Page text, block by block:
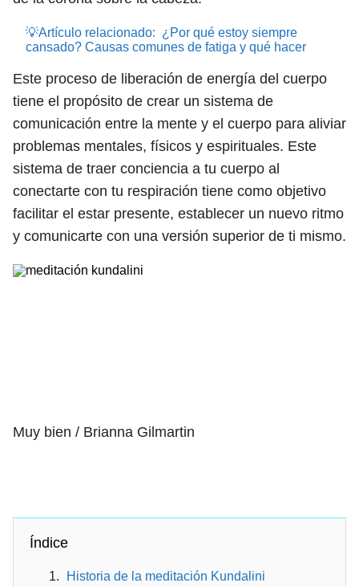
💡Artículo relacionado: ¿Por qué estoy siempre
cansado? Causas comunes de fatiga y qué hacer
Este proceso de liberación de energía del cuerpo
tiene el propósito de crear un sistema de
comunicación entre la mente y el cuerpo para aliviar
problemas mentales, físicos y espirituales. Este
sistema de traer conciencia a tu cuerpo al
conectarte con tu respiración tiene como objetivo
facilitar el estar presente, establecer un nuevo ritmo
y comunicarte con una versión superior de ti mismo.
Muy bien / Brianna Gilmartin
Índice
Historia de la meditación Kundalini